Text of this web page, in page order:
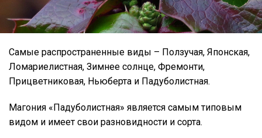
Самые распространенные виды – Ползучая, Японская,
Ломариелистная, Зимнее солнце, Фремонти,
Прицветниковая, Ньюберта и Падуболистная.
Магония «Падуболистная» является самым типовым
видом и имеет свои разновидности и сорта.